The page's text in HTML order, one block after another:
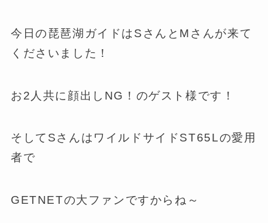
今日の琵琶湖ガイドはSさんとMさんが来て
くださいました！
お2人共に顔出しNG！のゲスト様です！
そしてSさんはワイルドサイドST65Lの愛用
者で
GETNETの大ファンですからね～